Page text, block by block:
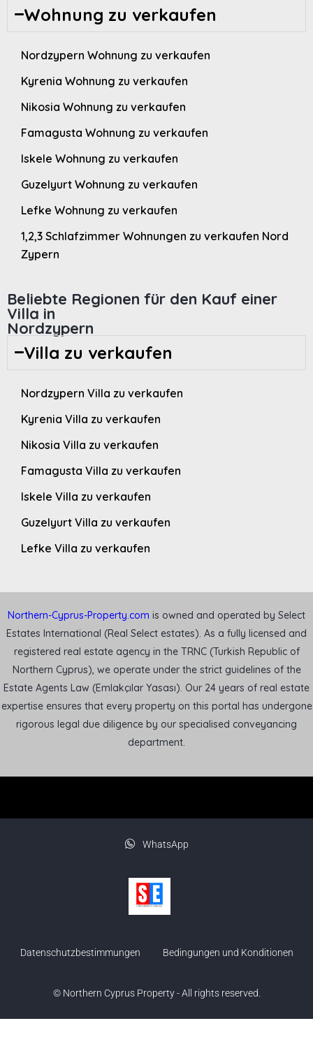
Wohnung zu verkaufen
Nordzypern Wohnung zu verkaufen
Kyrenia Wohnung zu verkaufen
Nikosia Wohnung zu verkaufen
Famagusta Wohnung zu verkaufen
Iskele Wohnung zu verkaufen
Guzelyurt Wohnung zu verkaufen
Lefke Wohnung zu verkaufen
1,2,3 Schlafzimmer Wohnungen zu verkaufen Nord
Zypern
Beliebte Regionen für den Kauf einer
Villa in
Nordzypern
Villa zu verkaufen
Nordzypern Villa zu verkaufen
Kyrenia Villa zu verkaufen
Nikosia Villa zu verkaufen
Famagusta Villa zu verkaufen
Iskele Villa zu verkaufen
Guzelyurt Villa zu verkaufen
Lefke Villa zu verkaufen
Northern-Cyprus-Property.com is owned and operated by Select
Estates International (Real Select estates). As a fully licensed and
registered real estate agency in the TRNC (Turkish Republic of
Northern Cyprus), we operate under the strict guidelines of the
Estate Agents Law (Emlakçılar Yasası). Our 24 years of real estate
expertise ensures that every property on this portal has undergone
rigorous legal due diligence by our specialised conveyancing
department.
WhatsApp
Datenschutzbestimmungen Bedingungen und Konditionen
© Northern Cyprus Property - All rights reserved.